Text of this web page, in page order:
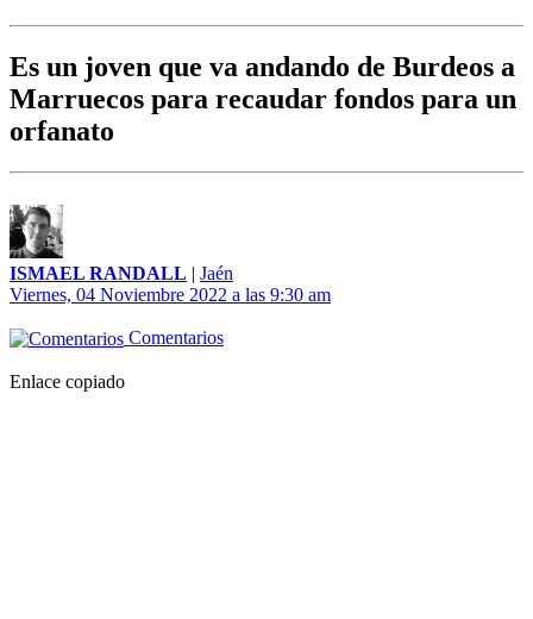
Es un joven que va andando de Burdeos a
Marruecos para recaudar fondos para un
orfanato
ISMAEL RANDALL | Jaén
Viernes, 04 Noviembre 2022 a las 9:30 am
Comentarios
Enlace copiado